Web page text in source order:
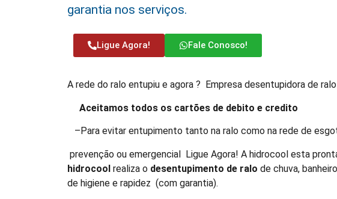
garantia nos serviços.
Ligue Agora! Fale Conosco!
A rede do ralo entupiu e agora ? Empresa desentupidora de
Aceitamos todos os cartões de debito e credito
–Para evitar entupimento tanto na ralo como na rede de
prevenção ou emergencial Ligue Agora! A hidrocool esta
hidrocool realiza o desentupimento de ralo de chuva,
de higiene e rapidez (com garantia).